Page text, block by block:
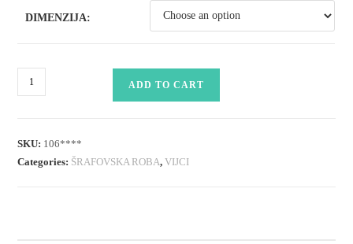
DIMENZIJA:
vijak
za
quantity
ADD TO CART
SKU: 106****
Categories: ŠRAFOVSKA ROBA,VIJCI